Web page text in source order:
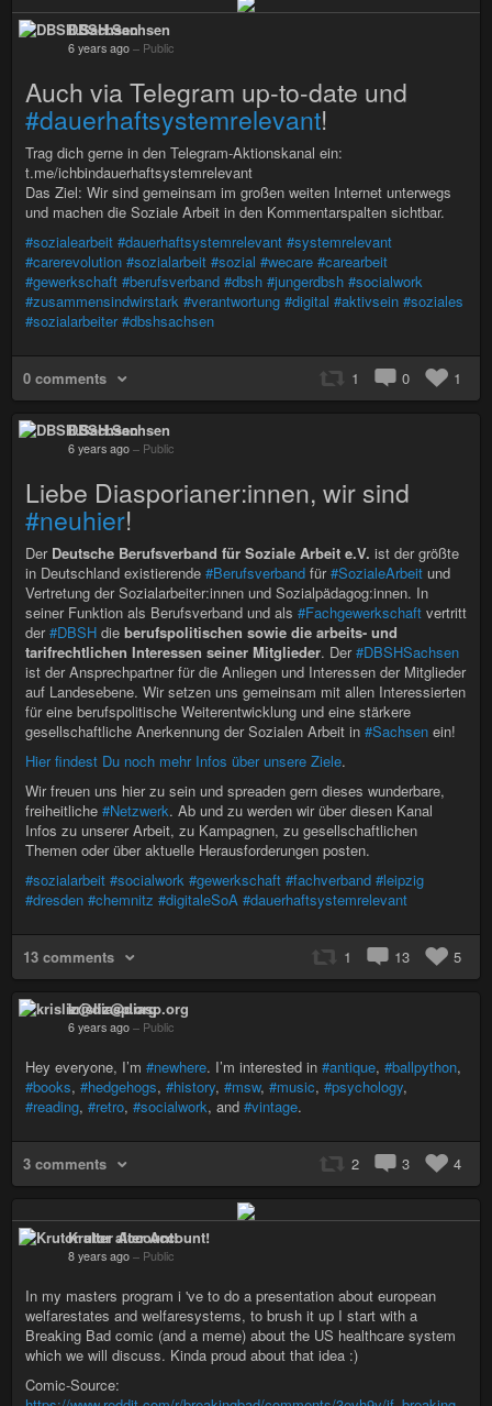
DBSH.Sachsen
6 years ago – Public
Auch via Telegram up-to-date und
#dauerhaftsystemrelevant!
Trag dich gerne in den Telegram-Aktionskanal ein:
t.me/ichbindauerhaftsystemrelevant
Das Ziel: Wir sind gemeinsam im großen weiten Internet unterwegs
und machen die Soziale Arbeit in den Kommentarspalten sichtbar.
#sozialearbeit #dauerhaftsystemrelevant #systemrelevant
#carerevolution #sozialarbeit #sozial #wecare #carearbeit
#gewerkschaft #berufsverband #dbsh #jungerdbsh #socialwork
#zusammensindwirstark #verantwortung #digital #aktivsein #soziales
#sozialarbeiter #dbshsachsen
0 comments 1 0 1
DBSH.Sachsen
6 years ago – Public
Liebe Diasporianer:innen, wir sind
#neuhier!
Der Deutsche Berufsverband für Soziale Arbeit e.V. ist der größte
in Deutschland existierende #Berufsverband für#SozialeArbeit und
Vertretung der Sozialarbeiter:innen und Sozialpädagog:innen. In
seiner Funktion als Berufsverband und als #Fachgewerkschaft vertritt
der#DBSH die berufspolitischen sowie die arbeits- und
tarifrechtlichen Interessen seiner Mitglieder. Der#DBSHSachsen
ist der Ansprechpartner für die Anliegen und Interessen der Mitglieder
auf Landesebene. Wir setzen uns gemeinsam mit allen Interessierten
für eine berufspolitische Weiterentwicklung und eine stärkere
gesellschaftliche Anerkennung der Sozialen Arbeit in #Sachsen ein!
Hier findest Du noch mehr Infos über unsere Ziele.
Wir freuen uns hier zu sein und spreaden gern dieses wunderbare,
freiheitliche #Netzwerk. Ab und zu werden wir über diesen Kanal
Infos zu unserer Arbeit, zu Kampagnen, zu gesellschaftlichen
Themen oder über aktuelle Herausforderungen posten.
#sozialarbeit #socialwork #gewerkschaft #fachverband #leipzig
#dresden #chemnitz #digitaleSoA #dauerhaftsystemrelevant
13 comments 1 13 5
krisliz@diasp.org
6 years ago – Public
Hey everyone, I’m #newhere. I’m interested in #antique, #ballpython,
#books, #hedgehogs, #history, #msw, #music, #psychology,
#reading, #retro, #socialwork, and #vintage.
3 comments 2 3 4
Krutor alter Account!
8 years ago – Public
In my masters program i 've to do a presentation about european
welfarestates and welfaresystems, to brush it up I start with a
Breaking Bad comic (and a meme) about the US healthcare system
which we will discuss. Kinda proud about that idea :)
Comic-Source: